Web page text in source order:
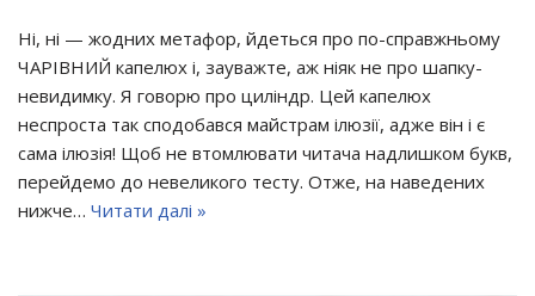
Ні, ні — жодних метафор, йдеться про по-справжньому
ЧАРІВНИЙ капелюх і, зауважте, аж ніяк не про шапку-
невидимку. Я говорю про циліндр. Цей капелюх
неспроста так сподобався майстрам ілюзії, адже він і є
сама ілюзія! Щоб не втомлювати читача надлишком букв,
перейдемо до невеликого тесту. Отже, на наведених
нижче… Читати далі »